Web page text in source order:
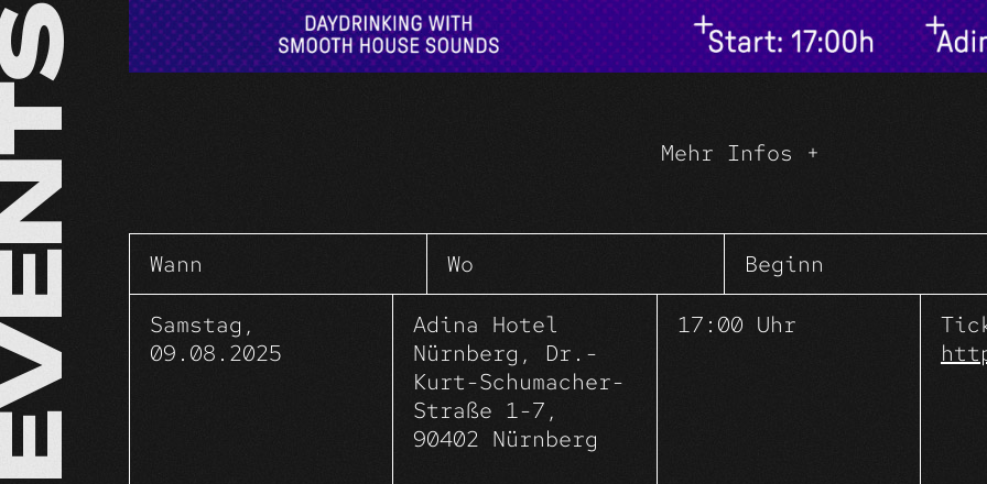
Mehr Infos +
join us for a sunny daydrinking rooftop
limited space. be quick.
Wann Wo Beginn
Samstag,
09.08.2025
Adina Hotel
Nürnberg, Dr.-
Kurt-Schumacher-
Straße 1-7,
90402 Nürnberg
17:00 Uhr